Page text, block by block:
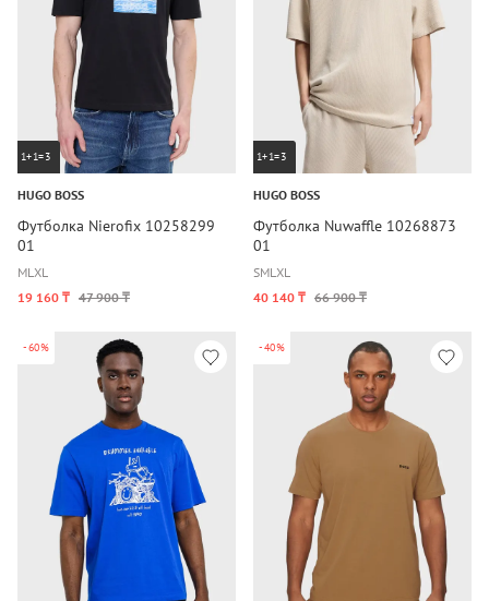
1+1=3
HUGO BOSS
Футболка Nierofix 10258299
01
MLXL
19 160 ₸ 47 900 ₸
1+1=3
HUGO BOSS
Футболка Nuwaffle 10268873
01
SMLXL
40 140 ₸ 66 900 ₸
-60% -40%